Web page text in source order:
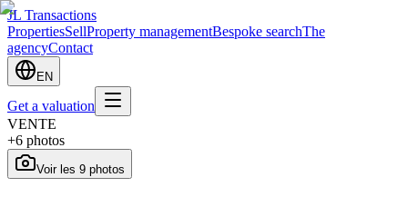
JL Transactions
PropertiesSellProperty managementBespoke searchThe
agencyContact
EN
Get a valuation
VENTE
+6 photos
Voir les 9 photos